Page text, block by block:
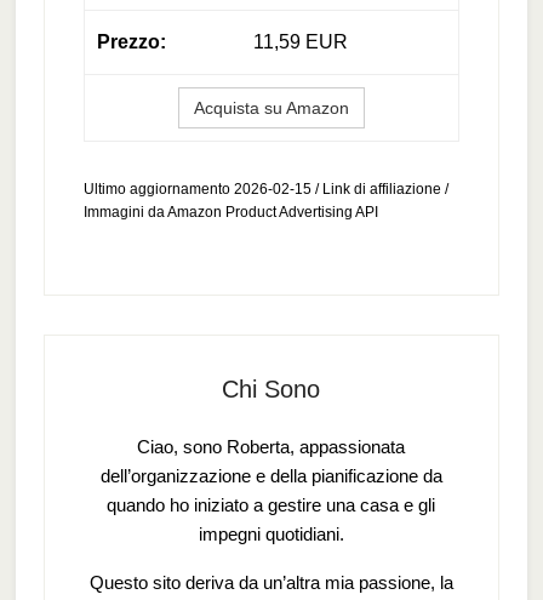
11,59 EUR
Acquista su Amazon
Ultimo aggiornamento 2026-02-15 / Link di affiliazione /
Immagini da Amazon Product Advertising API
Chi Sono
Ciao, sono Roberta, appassionata
dell’organizzazione e della pianificazione da
quando ho iniziato a gestire una casa e gli
impegni quotidiani.
Questo sito deriva da un’altra mia passione, la